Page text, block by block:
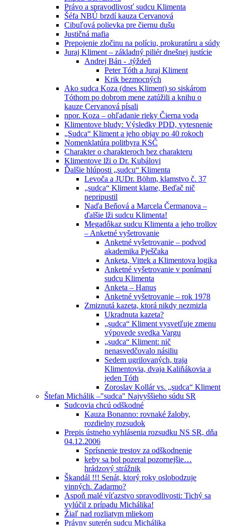
Právo a spravodlivosť sudcu Klimenta
Šéfa NBÚ brzdí kauza Cervanová
Cibuľová polievka pre čiernu dušu
Justičná mafia
Prepojenie zločinu na políciu, prokuratúru a súdy
Juraj Kliment – základný piliér dnešnej justície
Andrej Bán - .týždeň
Peter Tóth a Juraj Kliment
Krik bezmocných
Ako sudca Koza (dnes Kliment) so siskárom
Tóthom po dobrom mene zatúžili a knihu o
kauze Cervanová písali
npor. Koza – ohľadanie rieky Čierna voda
Klimentove bludy: Výsledky PDD, vytesnenie
„Sudca“ Kliment a jeho objav po 40 rokoch
Nomenklatúra politbyra KSČ
Charakter o charakteroch bez charakteru
Klimentove lži o Dr. Kubálovi
Ďalšie hlúposti „sudcu“ Klimenta
Levoča a JUDr. Böhm, klamstvo č. 37
„sudca“ Kliment klame, Beďač nič
nepripustil
Naďa Beňová a Marcela Čermanova –
ďalšie lži sudcu Klimenta!
Megadôkaz sudcu Klimenta a jeho trollov
– Anketné vyšetrovanie
Anketné vyšetrovanie – podvod
akademika Pješčaka
Anketa, Vittek a Klimentova logika
Anketné vyšetrovanie v ponímaní
sudcu Klimenta
Anketa – Hanus
Anketné vyšetrovanie – rok 1978
Zmiznutá kazeta, ktorá nikdy nezmizla
Ukradnuta kazeta?
„sudca“ Kliment vysvetľuje zmenu
výpovede svedka Vargu
„sudca“ Kliment: nič
nenasvedčovalo násiliu
Sedem ugrilovaných, traja
Klimentovia, dvaja Kaliňákovia a
jeden Tóth
Zoroslav Kollár vs. „sudca“ Kliment
Štefan Michálik –"sudca" Najvyššieho súdu SR
Sudcovia chcú odškodné
Kauza Bonanno: rovnaké žaloby,
rozdielny rozsudok
Prepis ústneho vyhlásenia rozsudku NS SR, dňa
04.12.2006
Sprísnenie trestov za odškodnenie
keby sa bol pozeral pozornejšie…
hrádzový strážnik
Škandál !!! Senát, ktorý roky oslobodzuje
vinných. Zadarmo?
Aspoň malé víťazstvo spravodlivosti: Tichý sa
vylúčil z prípadu Michálika!
Žiaľ nad rozliatym mliekom
Právny suterén sudcu Michálika